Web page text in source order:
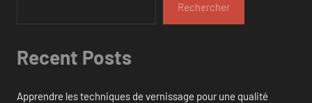
Rechercher
Recent Posts
Apprendre les techniques de vernissage pour une qualité